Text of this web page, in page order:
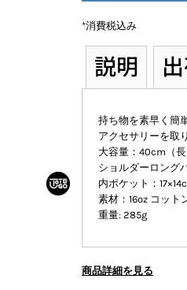
*消費税込み
説明
持ち物を素早く簡
アクセサリーを取
大容量：40cm（長
ショルダーロング
内ポケット：
素材：16oz コット
重量: 285g
商品詳細を見る